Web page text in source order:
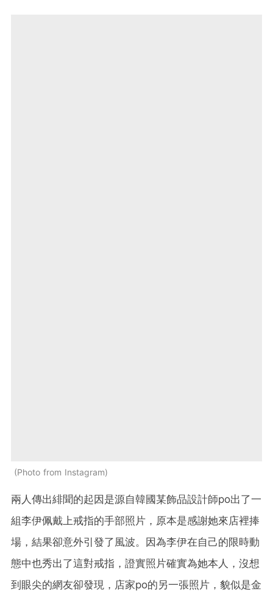
Photo from Instagram
兩人傳出緋聞的起因是源自韓國某飾品設計師po出了一
組李伊佩戴上戒指的手部照片，原本是感謝她來店裡捧
場，結果卻意外引發了風波。因為李伊在自己的限時動
態中也秀出了這對戒指，證實照片確實為她本人，沒想
到眼尖的網友卻發現，店家po的另一張照片，貌似是金